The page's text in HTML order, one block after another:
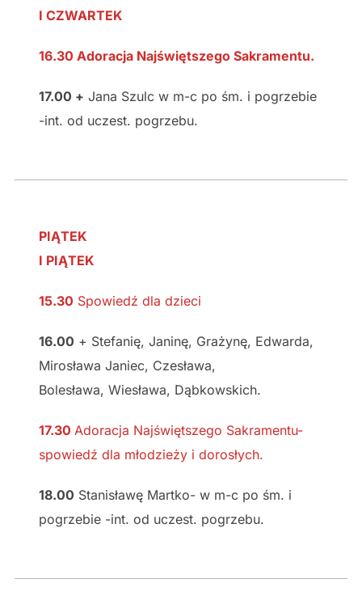
I CZWARTEK
16.30 Adoracja Najświętszego Sakramentu.
17.00 + Jana Szulc w m-c po śm. i pogrzebie
-int. od uczest. pogrzebu.
PIĄTEK
I PIĄTEK
15.30 Spowiedź dla dzieci
16.00 + Stefanię, Janinę, Grażynę, Edwarda,
Mirosława Janiec, Czesława,
Bolesława, Wiesława, Dąbkowskich.
17.30 Adoracja Najświętszego Sakramentu-
spowiedź dla młodzieży i dorosłych.
18.00 Stanisławę Martko- w m-c po śm. i
pogrzebie -int. od uczest. pogrzebu.